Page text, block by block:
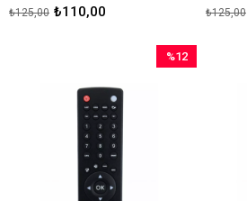
₺110,00
₺125,00 ₺125,00
%12